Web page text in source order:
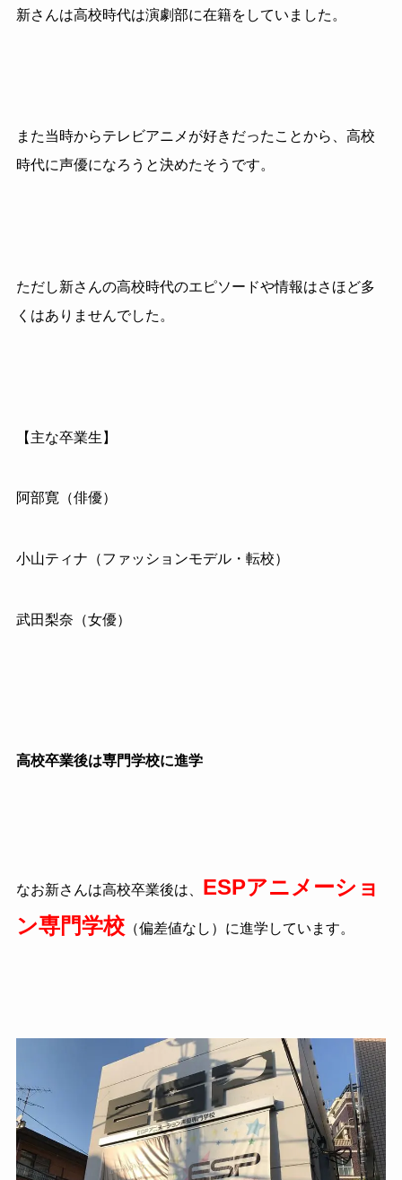
新さんは高校時代は演劇部に在籍をしていました。
また当時からテレビアニメが好きだったことから、高校
時代に声優になろうと決めたそうです。
ただし新さんの高校時代のエピソードや情報はさほど多
くはありませんでした。
【主な卒業生】
阿部寛（俳優）
小山ティナ（ファッションモデル・転校）
武田梨奈（女優）
高校卒業後は専門学校に進学
なお新さんは高校卒業後は、 ESPアニメーショ
ン専門学校（偏差値なし）に進学しています。